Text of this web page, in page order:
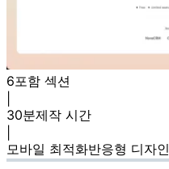
6포함 섹션
30분제작 시간
모바일 최적화반응형 디자인